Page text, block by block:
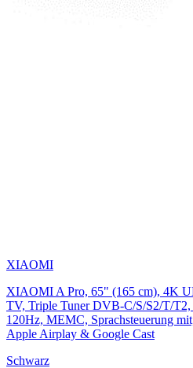
XIAOMI
XIAOMI A Pro, 65" (165 cm), 4K
TV, Triple Tuner DVB-C/S/S2/T/
120Hz, MEMC, Sprachsteuerung
Apple Airplay & Google Cast
Schwarz